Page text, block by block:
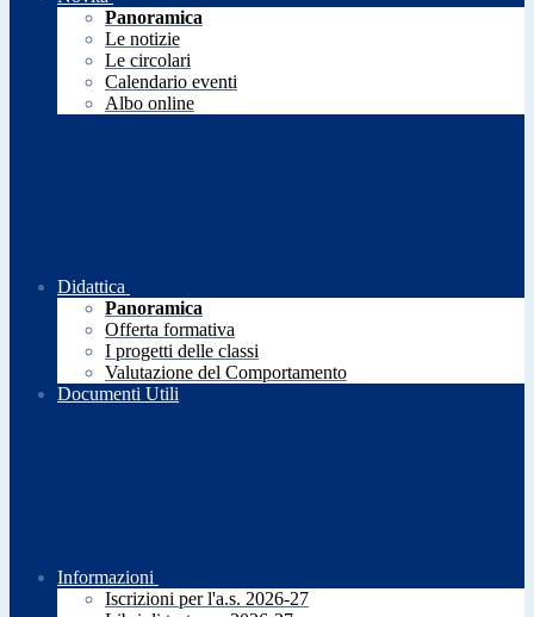
Panoramica
Le notizie
Le circolari
Calendario eventi
Albo online
Didattica
Panoramica
Offerta formativa
I progetti delle classi
Valutazione del Comportamento
Documenti Utili
Informazioni
Iscrizioni per l'a.s. 2026-27